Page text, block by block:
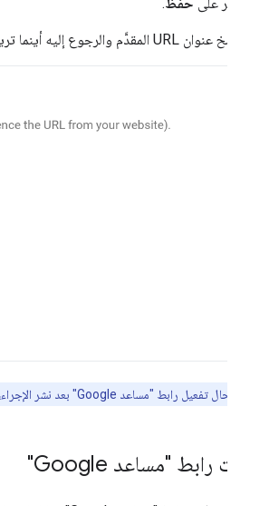
يمكنك نسخ عنوان URL المقدَّم والرجوع إليه أينما تريد توجيه المستخدمين إلى هذا الإجراء المحدّد.
في حال تفعيل رابط "مساعد Google" بعد نشر الإجراء، يجب إعادة نشره ليصبح الرابط ساريًا.
مَعلمات رابط "مساعد Google"